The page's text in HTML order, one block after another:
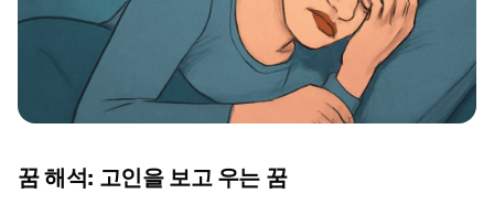
꿈 해석: 고인을 보고 우는 꿈